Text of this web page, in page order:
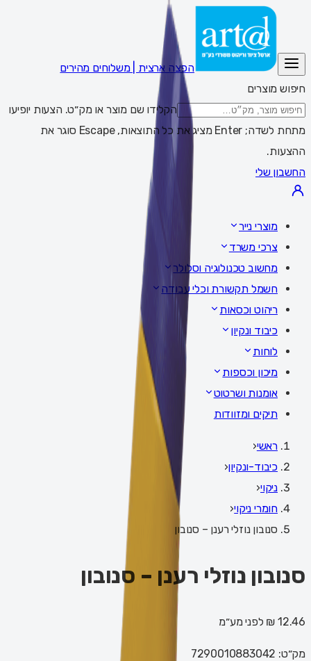
הפצה ארצית | משלוחים מהירים
חיפוש מוצרים
הקלידו שם מוצר או מק״ט. הצעות יופיעו
מתחת לשדה; Enter מציג את כל התוצאות, Escape סוגר את
ההצעות.
החשבון שלי
מוצרי נייר
צרכי משרד
מחשוב טכנולוגיה וסלולר
חשמל תקשורת וכלי עבודה
ריהוט וכסאות
כיבוד ונקיון
לוחות
מיכון וכספות
אומנות ושרטוט
תיקים ומזוודות
ראשי‹
כיבוד-ונקיון‹
ניקוי‹
חומרי ניקוי‹
סנובון נוזלי רענן – סנובון
סנובון נוזלי רענן – סנובון
12.46 ₪ לפני מע״מ
מק״ט: 7290010883042